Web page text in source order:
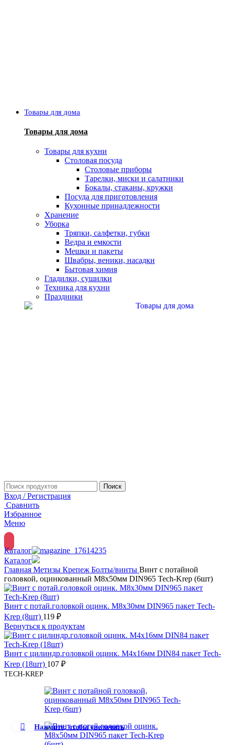
Товары для дома
Товары для дома
Товары для кухни
Столовая посуда
Столовые приборы
Тарелки, миски и салатники
Бокалы, стаканы, кружки
Посуда для приготовления
Кухонные принадлежности
Хранение
Уборка
Тряпки, салфетки, губки
Ведра и емкости
Мешки и пакеты
Швабры, веники, насадки
Бытовая химия
Гладилки, сушилки
Техника для кухни
Праздники
Поиск
Вход / Регистрация
Сравнить
Избранное
Меню
Каталог
Каталог
Главная Метизы Крепеж Болты/винты Винт с потайной
головкой, оцинкованный М8х50мм DIN965 Tech-Krep (6шт)
Винт с потай.головкой оцинк. М8х30мм DIN965 пакет Tech-
Krep (8шт) 119 ₽
Вернуться к продуктам
Винт с цилиндр.головкой оцинк. М4х16мм DIN84 пакет Tech-
Krep (18шт) 107 ₽
TECH-KREP
Нажмите, чтобы увеличить